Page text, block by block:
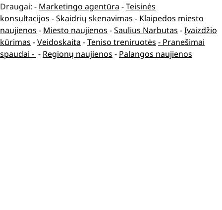
Draugai: - Marketingo agentūra -Teisinės
konsultacijos -Skaidrių skenavimas - Klaipedos miesto
naujienos - Miesto naujienos -Saulius Narbutas -Įvaizdžio
kūrimas -Veidoskaita -Teniso treniruotės - Pranešimai
spaudai - - Regionų naujienos - Palangos naujienos